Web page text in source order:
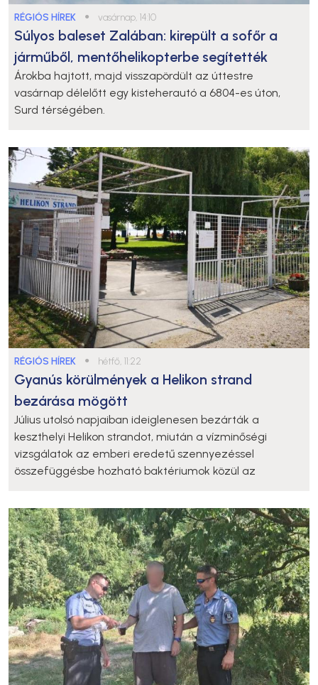
RÉGIÓS HÍREK ● vasárnap, 14:10
Súlyos baleset Zalában: kirepült a sofőr a
járműből, mentőhelikopterbe segítették
Árokba hajtott, majd visszapördült az úttestre
vasárnap délelőtt egy kisteherautó a 6804-es úton,
Surd térségében.
RÉGIÓS HÍREK ● hétfő, 11:22
Gyanús körülmények a Helikon strand
bezárása mögött
Július utolsó napjaiban ideiglenesen bezárták a
keszthelyi Helikon strandot, miután a vízminőségi
vizsgálatok az emberi eredetű szennyezéssel
összefüggésbe hozható baktériumok közül az